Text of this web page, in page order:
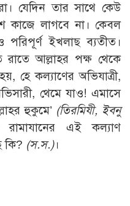
যেদিন তার সাথে কেউ
কাজে লাগবে না। কেবল
পরিপূর্ণ ইখলাছ ব্যতীত।
রাতে আল্লাহর পক্ষ থেকে
হে কল্যাণের অভিযাত্রী,
থেমে যাও! এমাসে
হুকুমে’ (তিরমিযী, ইবনু
রামাযানের এই কল্যাণ
কি? (স.স.)।